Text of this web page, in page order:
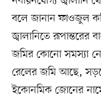
বলে জানান ফাওজুল
জ্বালানিতে
জমির কোনো সমস্যা
রেলের জমি আছে,
ইকোনমিক জোনের